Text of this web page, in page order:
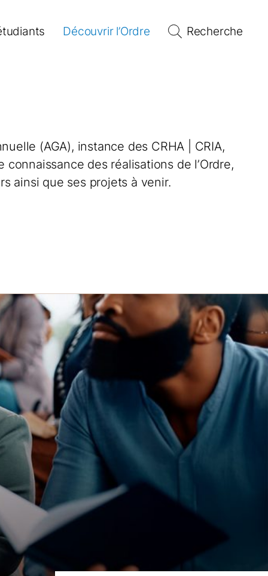
Découvrir l’Ordre Recherche
(AGA), instance des CRHA | CRIA,
connaissance des réalisations de l’Ordre,
ainsi que ses projets à venir.